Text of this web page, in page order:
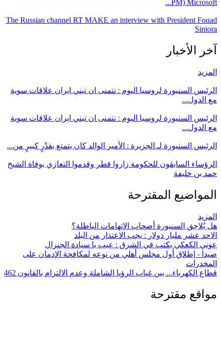
PM) Microsoft...
The Russian channel RT MAKE an interview with President Fouad
Siniora
آخر الأخبار
المزيد
الرئيس السنيورة لروسيا اليوم : نتمنى ان تبني ايران علاقات سوية
مع الدول...
الرئيس السنيورة لروسيا اليوم : نتمنى ان تبني ايران علاقات سوية
مع الدول...
الرئيس السنيورة لـ الجزيرة : الأمير الوالد كان يتمتع بقدْرٍ كبيرٍ من...
الرؤساء السابقون للحكومة زاروا قطر وقدموا التعازي بوفاة الشيخ
حمد بن خليفة
المواضيع المقترحة
المزيد
هل يُلاحِق السنيورة أصحاب الاتهامات الباطلة؟
الاحد عشر مليار دولار : يجب الاعتذار من البلد
عوني الكعكي يكتب في الشرق : عيب يا سيادة الجنرال
صيدا - إطلاق أول مجلس أهلي من نوعه لمكافحة الإدمان على
المخدرات
قطاع الكهرباء... بين غياب الرؤيا الشاملة وعدم الالتزام بالقانون 462
مواقع مقترحة